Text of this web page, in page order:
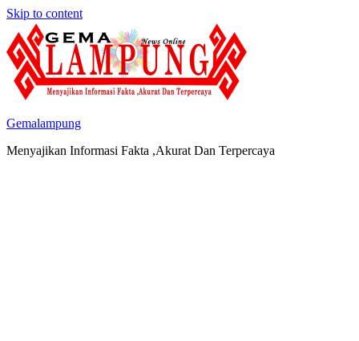
Skip to content
Gemalampung
Menyajikan Informasi Fakta ,Akurat Dan Terpercaya